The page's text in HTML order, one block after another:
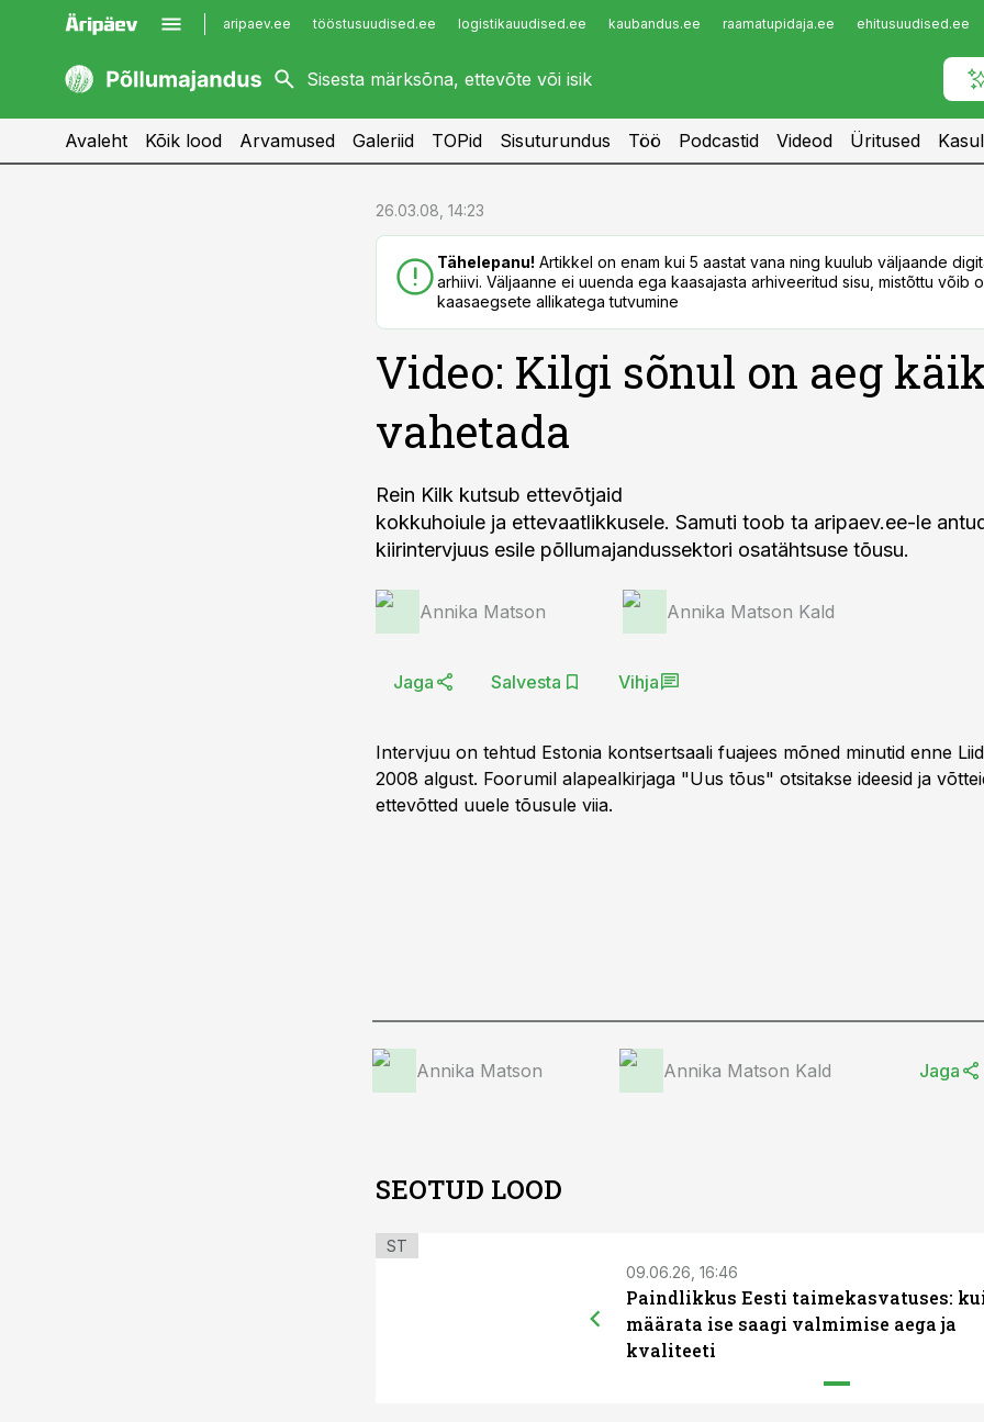
aripaev.ee tööstusuudised.ee logistikauudised.ee kaubandus.ee raamatupidaja.ee ehitusuudised.ee
kaubandus.ee
kinnisvarauudised.ee
imelineajalugu.ee
Infopank
Avaleht Kõik lood Arvamused Galeriid TOPid Sisuturundus Töö Podcastid Videod Üritused
26.03.08, 14:23
Tähelepanu! Artikkel on enam kui 5 aastat vana ning kuulub väljaande
arhiivi. Väljaanne ei uuenda ega kaasajasta arhiveeritud sisu, mistõttu võib
kaasaegsete allikatega tutvumine
Video: Kilgi sõnul on aeg
vahetada
Rein Kilk kutsub ettevõtjaid
kokkuhoiule ja ettevaatlikkusele. Samuti toob ta aripaev.ee-le
kiirintervjuus esile põllumajandussektori osatähtsuse tõusu.
Annika Matson Annika Matson Kald
Jaga Salvesta Vihja
Intervjuu on tehtud Estonia kontsertsaali fuajees mõned minutid enne
2008 algust. Foorumil alapealkirjaga "Uus tõus" otsitakse ideesid ja
ettevõtted uuele tõusule viia.
Annika Matson Annika Matson Kald Jaga
SEOTUD LOOD
ST
09.06.26, 16:46
Paindlikkus Eesti taimekasvatuses:
määrata ise saagi valmimise aega ja
kvaliteeti